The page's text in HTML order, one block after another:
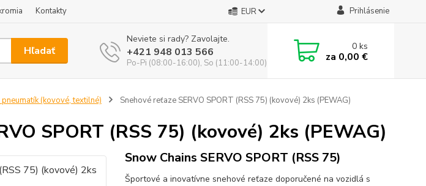
Kontakty EUR Prihlásenie
Hľadať
Neviete si rady? Zavolajte.
+421 948 013 566
Po-Pi (08:00-16:00), So (11:00-14:00)
0ks
za 0,00 €
(kovové, textilné) Snehové reťaze SERVO SPORT (RSS 75) (kovové) 2ks (PEWAG)
SPORT (RSS 75) (kovové) 2ks (PEWAG)
Snow Chains SERVO SPORT (RSS 75)
Športové a inovatívne snehové reťaze doporučené na vozidlá s